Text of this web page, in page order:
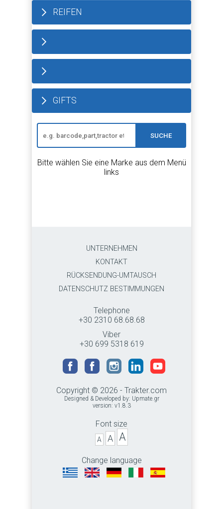
REIFEN
GIFTS
SUCHE
Bitte wählen Sie eine Marke aus dem Menü
links
UNTERNEHMEN
KONTAKT
RÜCKSENDUNG-UMTAUSCH
DATENSCHUTZ BESTIMMUNGEN
Telephone
+30 2310 68.68.68
Viber
+30 699 5318 619
Copyright © 2026 - Trakter.com
Designed & Developed by: Upmate.gr
version: v1.8.3
Font size
A A A
Change language